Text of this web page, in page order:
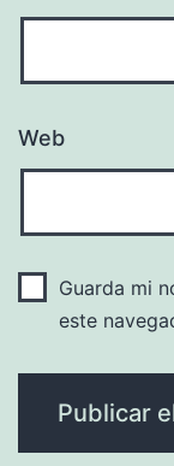
Web
Guarda mi
este